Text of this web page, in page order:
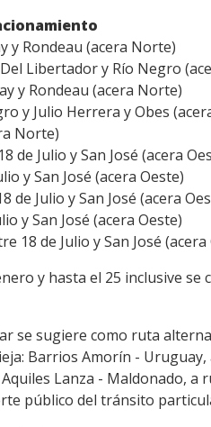
y Rondeau (acera Norte)
Libertador y Río Negro
y Rondeau (acera Norte)
y Julio Herrera y Obes
Norte)
de Julio y San José (acera
y San José (acera Oeste)
de Julio y San José (acera
y San José (acera Oeste)
18 de Julio y San José (acera
y hasta el 25 inclusive
se sugiere como ruta
Barrios Amorín - Uruguay,
Lanza - Maldonado, a
público del tránsito